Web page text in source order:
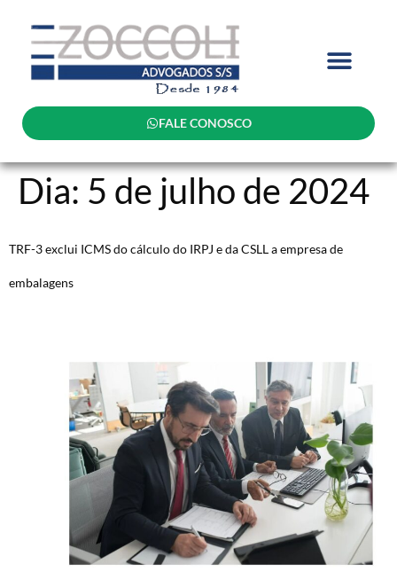
FALE CONOSCO
Dia: 5 de julho de 2024
TRF-3 exclui ICMS do cálculo do IRPJ e da CSLL a empresa de
embalagens